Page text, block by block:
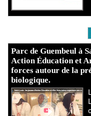
Parc de Guembeul à
Action Éducation et
forces autour de la
biologique.